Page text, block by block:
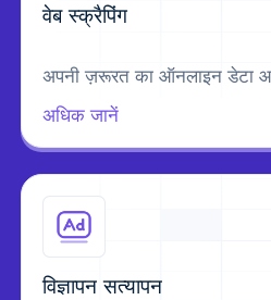
वेब स्क्रैपिंग
अपनी ज़रूरत का ऑनलाइन डेटा
अधिक जानें
विज्ञापन सत्यापन